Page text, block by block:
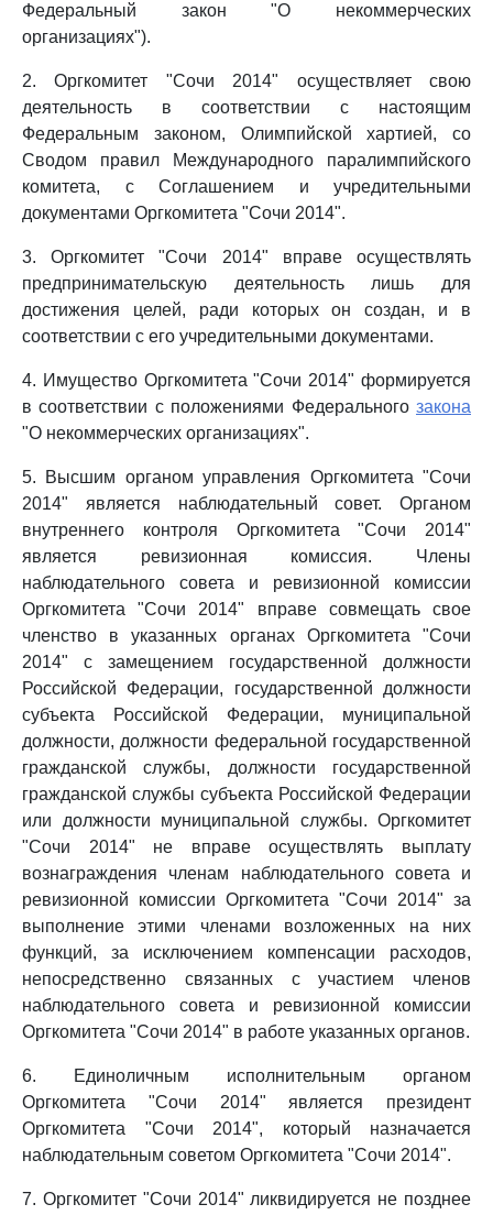
Федеральный закон "О некоммерческих
организациях").
2. Оргкомитет "Сочи 2014" осуществляет свою
деятельность в соответствии с настоящим
Федеральным законом, Олимпийской хартией, со
Сводом правил Международного паралимпийского
комитета, с Соглашением и учредительными
документами Оргкомитета "Сочи 2014".
3. Оргкомитет "Сочи 2014" вправе осуществлять
предпринимательскую деятельность лишь для
достижения целей, ради которых он создан, и в
соответствии с его учредительными документами.
4. Имущество Оргкомитета "Сочи 2014" формируется
в соответствии с положениями Федерального закона
"О некоммерческих организациях".
5. Высшим органом управления Оргкомитета "Сочи
2014" является наблюдательный совет. Органом
внутреннего контроля Оргкомитета "Сочи 2014"
является ревизионная комиссия. Члены
наблюдательного совета и ревизионной комиссии
Оргкомитета "Сочи 2014" вправе совмещать свое
членство в указанных органах Оргкомитета "Сочи
2014" с замещением государственной должности
Российской Федерации, государственной должности
субъекта Российской Федерации, муниципальной
должности, должности федеральной государственной
гражданской службы, должности государственной
гражданской службы субъекта Российской Федерации
или должности муниципальной службы. Оргкомитет
"Сочи 2014" не вправе осуществлять выплату
вознаграждения членам наблюдательного совета и
ревизионной комиссии Оргкомитета "Сочи 2014" за
выполнение этими членами возложенных на них
функций, за исключением компенсации расходов,
непосредственно связанных с участием членов
наблюдательного совета и ревизионной комиссии
Оргкомитета "Сочи 2014" в работе указанных органов.
6. Единоличным исполнительным органом
Оргкомитета "Сочи 2014" является президент
Оргкомитета "Сочи 2014", который назначается
наблюдательным советом Оргкомитета "Сочи 2014".
7. Оргкомитет "Сочи 2014" ликвидируется не позднее